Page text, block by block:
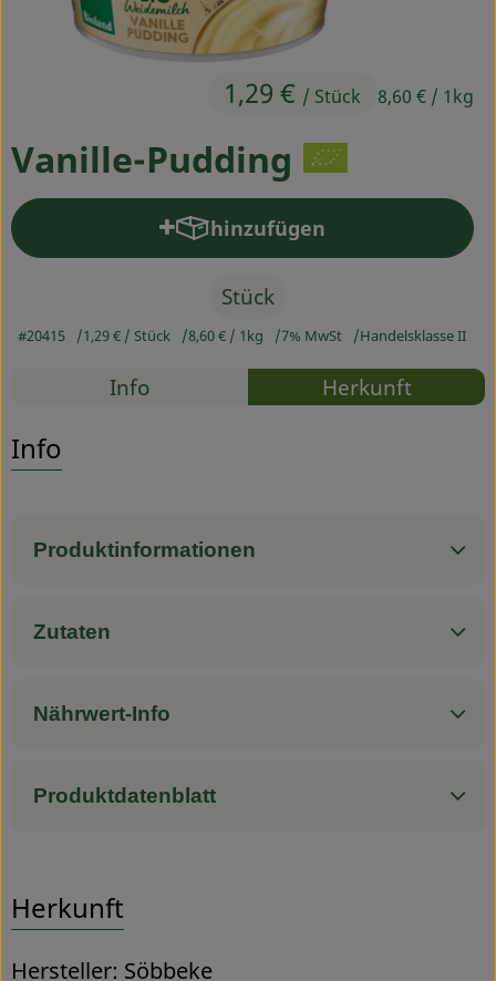
Ökokisten
Backwaren
Getränke
So geht's
Über uns
Service
Vanille-Pudding
1,29 € / Stück 8,60 € / 1kg
hinzufügen
Produkt zum Warenkorb
Stück
#20415 1,29 € / Stück 8,60 € / 1kg 7% MwSt Handelsklasse II
Rezepte
Info Herkunft
Info
Produktinformationen
Zutaten
Nährwert-Info
Produktdatenblatt
Herkunft
Hersteller: Söbbeke